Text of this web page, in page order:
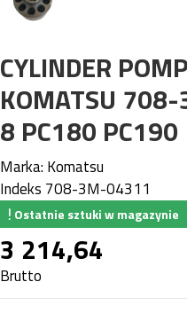
CYLINDER
KOMATSU
8 PC180 PC190
Marka: Komatsu
Indeks 708-3M-04311
Ostatnie sztuki w magazynie
3 214,64
Brutto